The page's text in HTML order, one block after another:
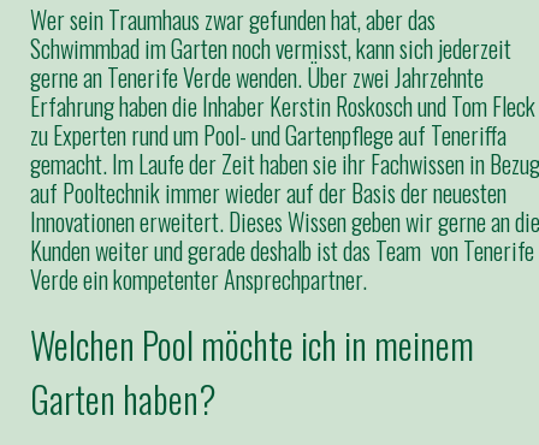
Wer sein Traumhaus zwar gefunden hat, aber das
Schwimmbad im Garten noch vermisst, kann sich jederzeit
gerne an Tenerife Verde wenden. Über zwei Jahrzehnte
Erfahrung haben die Inhaber Kerstin Roskosch und Tom Fleck
zu Experten rund um Pool- und Gartenpflege auf Teneriffa
gemacht. Im Laufe der Zeit haben sie ihr Fachwissen in Bezug
auf Pooltechnik immer wieder auf der Basis der neuesten
Innovationen erweitert. Dieses Wissen geben wir gerne an die
Kunden weiter und gerade deshalb ist das Team von Tenerife
Verde ein kompetenter Ansprechpartner.
Welchen Pool möchte ich in meinem
Garten haben?